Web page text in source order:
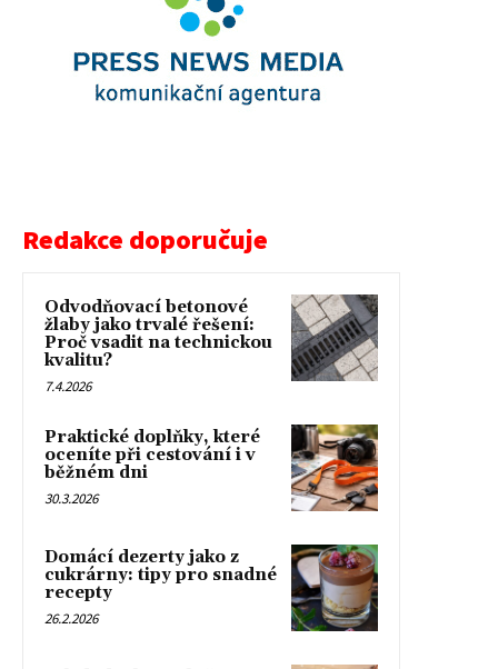
Redakce doporučuje
Odvodňovací betonové
žlaby jako trvalé řešení:
Proč vsadit na technickou
kvalitu?
7.4.2026
Praktické doplňky, které
oceníte při cestování i v
běžném dni
30.3.2026
Domácí dezerty jako z
cukrárny: tipy pro snadné
recepty
26.2.2026